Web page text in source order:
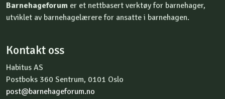
Barnehageforum er et nettbasert verktøy for barnehager,
utviklet av barnehagelærere for ansatte i barnehagen.
Kontakt oss
Habitus AS
Postboks 360 Sentrum, 0101 Oslo
post@barnehageforum.no